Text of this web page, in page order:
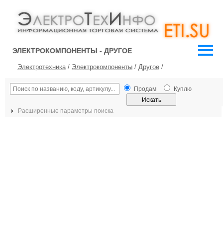
ЭЛЕКТРОКОМПОНЕНТЫ - ДРУГОЕ
Электротехника/ Электрокомпоненты / Другое /
Продам Куплю
Расширенные параметры поиска